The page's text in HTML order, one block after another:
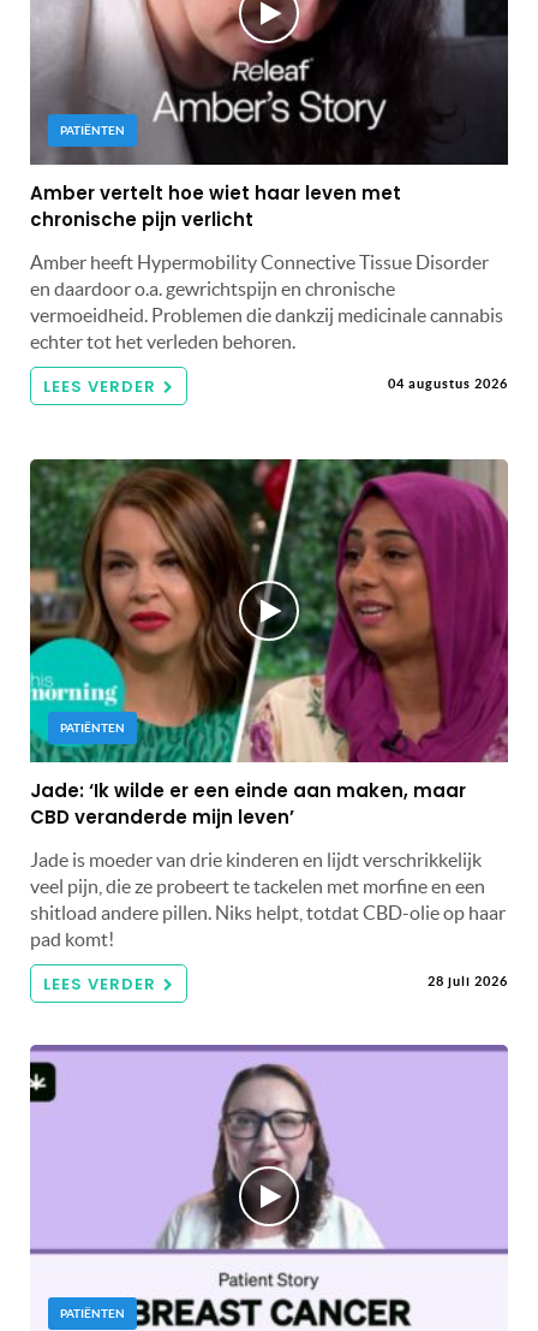
PATIËNTEN
Amber vertelt hoe wiet haar leven met
chronische pijn verlicht
Amber heeft Hypermobility Connective Tissue Disorder
en daardoor o.a. gewrichtspijn en chronische
vermoeidheid. Problemen die dankzij medicinale cannabis
echter tot het verleden behoren.
LEES VERDER 04 augustus 2026
PATIËNTEN
Jade: ‘Ik wilde er een einde aan maken, maar
CBD veranderde mijn leven’
Jade is moeder van drie kinderen en lijdt verschrikkelijk
veel pijn, die ze probeert te tackelen met morfine en een
shitload andere pillen. Niks helpt, totdat CBD-olie op haar
pad komt!
LEES VERDER 28 juli 2026
PATIËNTEN